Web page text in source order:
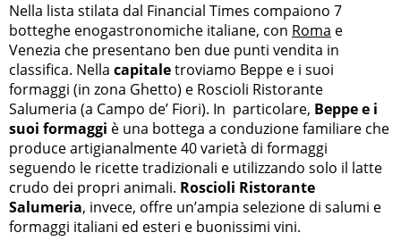
Nella lista stilata dal Financial Times compaiono 7
botteghe enogastronomiche italiane, con Roma e
Venezia che presentano ben due punti vendita in
classifica. Nella capitaletroviamo Beppe e i suoi
formaggi (in zona Ghetto) e Roscioli Ristorante
Salumeria (a Campo de’ Fiori). In particolare, Beppe e i
suoi formaggi è una bottega a conduzione familiare che
produce artigianalmente 40 varietà di formaggi
seguendo le ricette tradizionali e utilizzando solo il latte
crudo dei propri animali. Roscioli Ristorante
Salumeria, invece, offre un’ampia selezione di salumi e
formaggi italiani ed esteri e buonissimi vini.